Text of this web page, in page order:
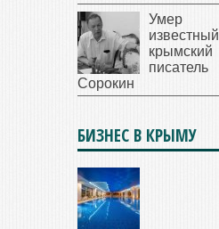
Умер
известный
крымский
писатель
Сорокин
БИЗНЕС В КРЫМУ